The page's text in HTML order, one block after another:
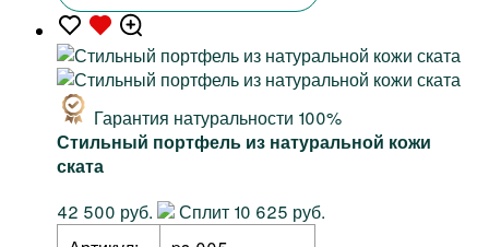
Гарантия натуральности 100%
Стильный портфель из натуральной кожи
ската
42 500 руб.
Сплит 10 625 руб.